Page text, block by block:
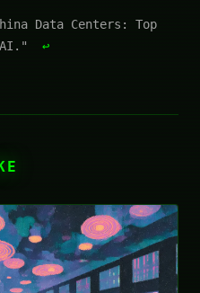
Data Centers: Top
AI."
↩